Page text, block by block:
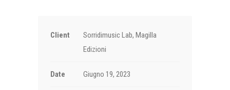
Client
Sorridimusic Lab, Magilla
Edizioni
Date Giugno 19, 2023